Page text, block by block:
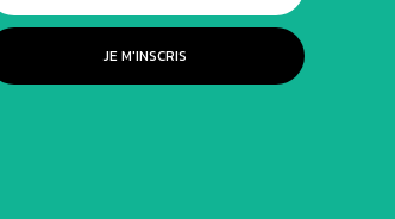
JE M'INSCRIS